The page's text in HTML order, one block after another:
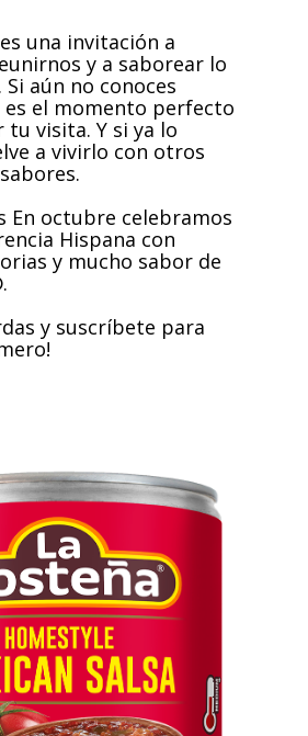
una invitación a
y a saborear lo
Si aún no conoces
es el momento perfecto
tu visita. Y si ya lo
a vivirlo con otros
En octubre celebramos
Hispana con
y mucho sabor de
y suscríbete para